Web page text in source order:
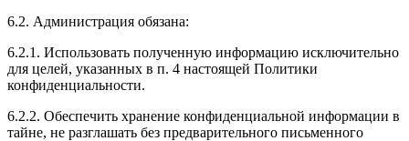
6.2. Администрация обязана:
6.2.1. Использовать полученную информацию исключительно
для целей, указанных в п. 4 настоящей Политики
конфиденциальности.
6.2.2. Обеспечить хранение конфиденциальной информации в
тайне, не разглашать без предварительного письменного